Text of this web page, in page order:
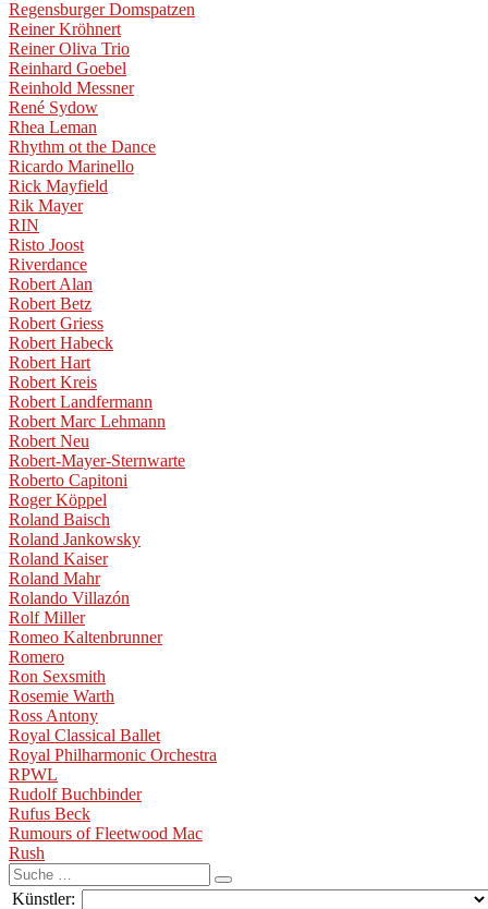
Regensburger Domspatzen
Reiner Kröhnert
Reiner Oliva Trio
Reinhard Goebel
Reinhold Messner
René Sydow
Rhea Leman
Rhythm ot the Dance
Ricardo Marinello
Rick Mayfield
Rik Mayer
RIN
Risto Joost
Riverdance
Robert Alan
Robert Betz
Robert Griess
Robert Habeck
Robert Hart
Robert Kreis
Robert Landfermann
Robert Marc Lehmann
Robert Neu
Robert-Mayer-Sternwarte
Roberto Capitoni
Roger Köppel
Roland Baisch
Roland Jankowsky
Roland Kaiser
Roland Mahr
Rolando Villazón
Rolf Miller
Romeo Kaltenbrunner
Romero
Ron Sexsmith
Rosemie Warth
Ross Antony
Royal Classical Ballet
Royal Philharmonic Orchestra
RPWL
Rudolf Buchbinder
Rufus Beck
Rumours of Fleetwood Mac
Rush
Suche
nach:
Künstler: